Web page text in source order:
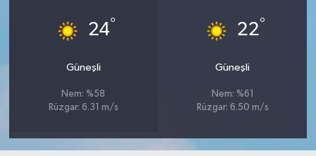
24°
Güneşli
Nem: %58
Rüzgar: 6.31 m/s
22°
Güneşli
Nem: %61
Rüzgar: 6.50 m/s